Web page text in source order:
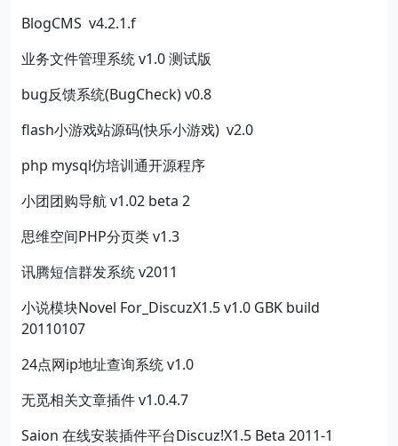
BlogCMS v4.2.1.f
业务文件管理系统 v1.0 测试版
bug反馈系统(BugCheck) v0.8
flash小游戏站源码(快乐小游戏) v2.0
php mysql仿培训通开源程序
小团团购导航 v1.02 beta 2
思维空间PHP分页类 v1.3
讯腾短信群发系统 v2011
小说模块Novel For_DiscuzX1.5 v1.0 GBK build
20110107
24点网ip地址查询系统 v1.0
无觅相关文章插件 v1.0.4.7
Saion 在线安装插件平台Discuz!X1.5 Beta 2011-1